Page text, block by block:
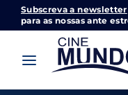
Subscreva a newsletter
para as nossas ante